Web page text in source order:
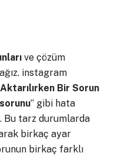
ve çözüm
instagram
Bir Sorun
” gibi hata
Bu tarz durumlarda
birkaç ayar
birkaç farklı